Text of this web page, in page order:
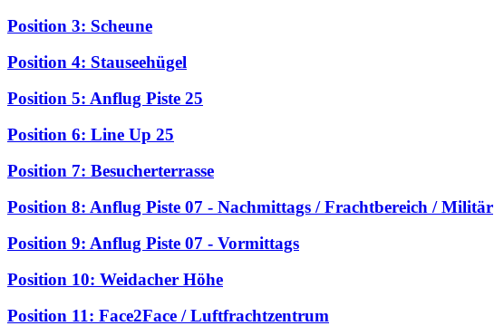
Position 3: Scheune
Position 4: Stauseehügel
Position 5: Anflug Piste 25
Position 6: Line Up 25
Position 7: Besucherterrasse
Position 8: Anflug Piste 07 - Nachmittags / Frachtbereich / Militär
Position 9: Anflug Piste 07 - Vormittags
Position 10: Weidacher Höhe
Position 11: Face2Face / Luftfrachtzentrum